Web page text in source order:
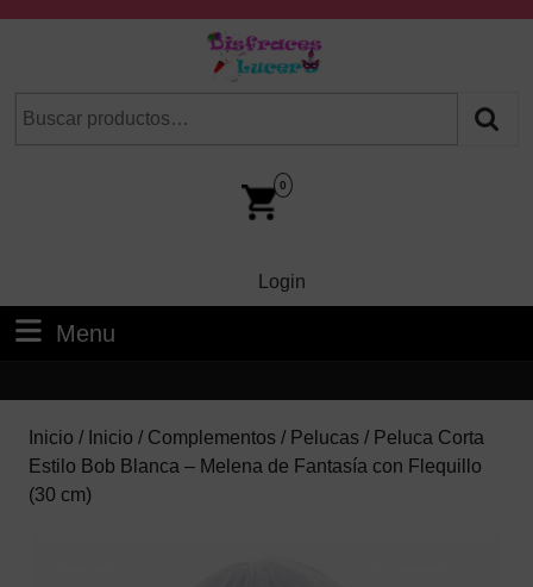
Cuando hay resultados autocompletados, puedes utilizar
0
LoginLogin
Menu
Inicio / Inicio / Complementos / Pelucas / Peluca Corta
Estilo Bob Blanca – Melena de Fantasía con Flequillo
(30 cm)